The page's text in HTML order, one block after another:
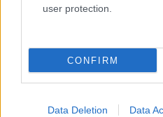
user protection.
CONFIRM
Data Deletion Data